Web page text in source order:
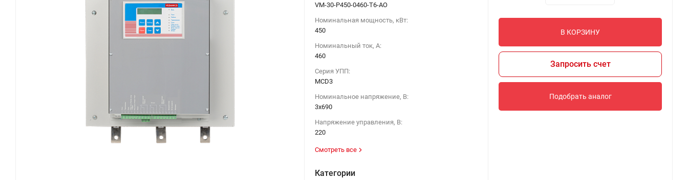
VM-30-P450-0460-T6-AO
Номинальная мощность, кВт:
450
Номинальный ток, А:
460
Серия УПП:
MCD3
Номинальное напряжение, В:
3х690
Напряжение управления, В:
220
Смотреть все
Категории
В КОРЗИНУ
Запросить счет
Подобрать аналог